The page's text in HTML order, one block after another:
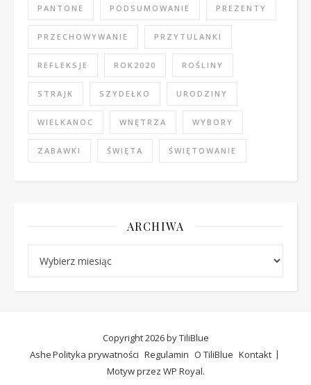
PANTONE PODSUMOWANIE PREZENTY
PRZECHOWYWANIE PRZYTULANKI
REFLEKSJE ROK2020 ROŚLINY
STRAJK SZYDEŁKO URODZINY
WIELKANOC WNĘTRZA WYBORY
ZABAWKI ŚWIĘTA ŚWIĘTOWANIE
ARCHIWA
Copyright 2026 by TiliBlue
Polityka prywatności Regulamin O TiliBlue Kontakt
Ashe
Motyw przez WP Royal.